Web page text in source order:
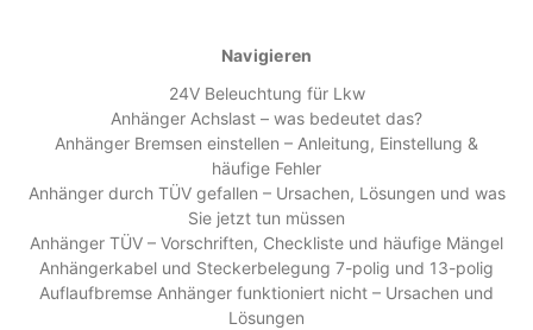
Navigieren
24V Beleuchtung für Lkw
Anhänger Achslast – was bedeutet das?
Anhänger Bremsen einstellen – Anleitung, Einstellung &
häufige Fehler
Anhänger durch TÜV gefallen – Ursachen, Lösungen und was
Sie jetzt tun müssen
Anhänger TÜV – Vorschriften, Checkliste und häufige Mängel
Anhängerkabel und Steckerbelegung 7-polig und 13-polig
Auflaufbremse Anhänger funktioniert nicht – Ursachen und
Lösungen